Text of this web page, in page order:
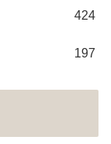
424
197